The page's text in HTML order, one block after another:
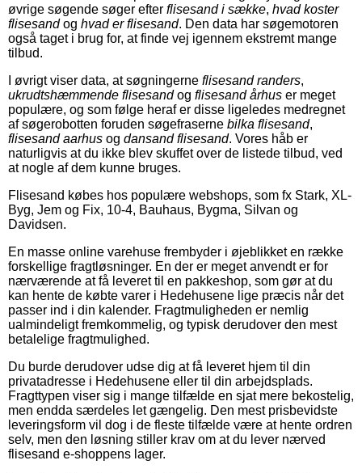
øvrige søgende søger efter flisesand i sække, hvad koster
flisesandog hvad er flisesand. Den data har søgemotoren
også taget i brug for, at finde vej igennem ekstremt mange
tilbud.
I øvrigt viser data, at søgningerne flisesand randers,
ukrudtshæmmende flisesandog flisesand århus er meget
populære, og som følge heraf er disse ligeledes medregnet
af søgerobotten foruden søgefraserne bilka flisesand,
flisesand aarhus og dansand flisesand. Vores håb er
naturligvis at du ikke blev skuffet over de listede tilbud, ved
at nogle af dem kunne bruges.
Flisesand købes hos populære webshops, som fx Stark, XL-
Byg, Jem og Fix, 10-4, Bauhaus, Bygma, Silvan og
Davidsen.
En masse online varehuse frembyder i øjeblikket en række
forskellige fragtløsninger. En der er meget anvendt er for
nærværende at få leveret til en pakkeshop, som gør at du
kan hente de købte varer i Hedehusene lige præcis når det
passer ind i din kalender. Fragtmuligheden er nemlig
ualmindeligt fremkommelig, og typisk derudover den mest
betalelige fragtmulighed.
Du burde derudover udse dig at få leveret hjem til din
privatadresse i Hedehusene eller til din arbejdsplads.
Fragttypen viser sig i mange tilfælde en sjat mere bekostelig,
men endda særdeles let gængelig. Den mest prisbevidste
leveringsform vil dog i de fleste tilfælde være at hente ordren
selv, men den løsning stiller krav om at du lever nærved
flisesand e-shoppens lager.